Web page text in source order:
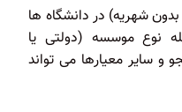
شهریه) در دانشگاه ها
نوع موسسه (دولتی یا
سایر معیارها می تواند